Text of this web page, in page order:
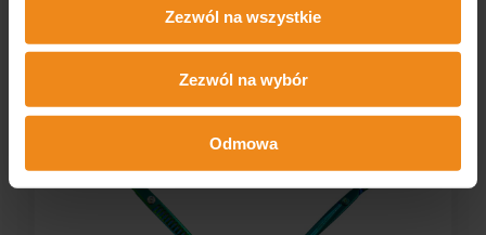
Zezwól na wszystkie
Zezwól na wybór
Odmowa
zawiera 23% VAT, bez kosztów
zawiera 23.00% VAT, bez